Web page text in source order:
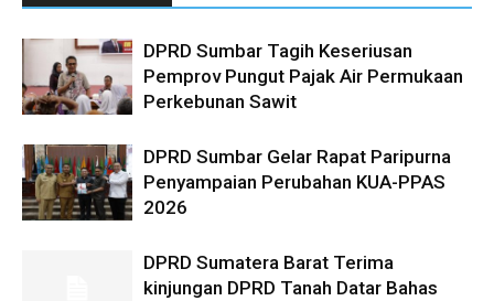
DPRD Sumbar Tagih Keseriusan
Pemprov Pungut Pajak Air Permukaan
Perkebunan Sawit
DPRD Sumbar Gelar Rapat Paripurna
Penyampaian Perubahan KUA-PPAS
2026
DPRD Sumatera Barat Terima
kinjungan DPRD Tanah Datar Bahas